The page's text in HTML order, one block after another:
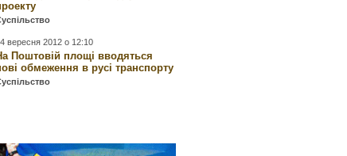
вересня 2012 о 12:10
Поштовій площі вводяться
обмеження в русі транспорту